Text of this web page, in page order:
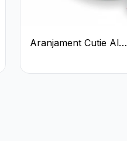
Aranjament Cutie Albă
Raffaello